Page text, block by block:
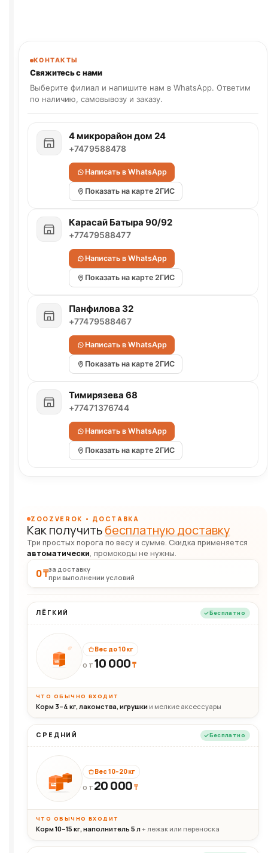
КОНТАКТЫ
Свяжитесь с нами
Выберите филиал и напишите нам в WhatsApp. Ответим
по наличию, самовывозу и заказу.
4 микрорайон дом 24
+7479588478
Написать в WhatsApp
Показать на карте 2ГИС
Карасай Батыра 90/92
+77479588477
Написать в WhatsApp
Показать на карте 2ГИС
Панфилова 32
+77479588467
Написать в WhatsApp
Показать на карте 2ГИС
Тимирязева 68
+77471376744
Написать в WhatsApp
Показать на карте 2ГИС
ZOOZVEROK • ДОСТАВКА
Как получитьбесплатную доставку
Три простых порога по весу и сумме. Скидка применяется
автоматически, промокоды не нужны.
0 ₸за доставку
при выполнении условий
ЛЁГКИЙ Бесплатно
10кг
Вес до 10 кг
ОТ 10 000₸
ЧТО ОБЫЧНО ВХОДИТ
Корм 3–4 кг, лакомства, игрушки и мелкие аксессуары
СРЕДНИЙ Бесплатно
20кг
Вес 10–20 кг
ОТ 20 000₸
ЧТО ОБЫЧНО ВХОДИТ
Корм 10–15 кг, наполнитель 5 л+ лежак или переноска